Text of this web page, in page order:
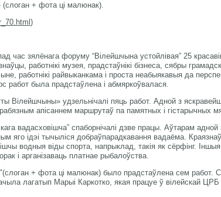
+ фота ці малюнак).
)
час зялёнага форуму “Вілейшчына устойлівая” 25
работнікі музея, прадстаўнікі бізнеса, сябры
работнікі райвыканкама і проста неабыякавыя да
работ была прадстаўлена і абмяркоўвалася.
Вілейшчыны» удзельнічалі пяць работ. Адной з
апісаннем маршрутаў па памятных і гістарычных
вадасховішча” спаборнічалі дзве працы. Аўтарам адной з
ідэі тычыліся добраўпарадкавання вадаёма.
водныя віды спорта, напрыклад, такія як сёрфінг. Іншыя
і арганізаваць платнае рыбалоўства.
+ фота ці малюнак) было прадстаўлена сем работ.
лагатып Марыі Каркотко, якая працуе ў вілейскай